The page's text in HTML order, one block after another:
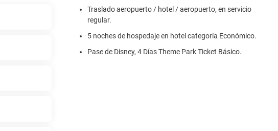
Traslado aeropuerto / hotel / aeropuerto, en servicio
regular.
5 noches de hospedaje en hotel categoría Económico.
Pase de Disney, 4 Días Theme Park Ticket Básico.